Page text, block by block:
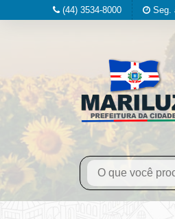
(44) 3534-8000 Seg.